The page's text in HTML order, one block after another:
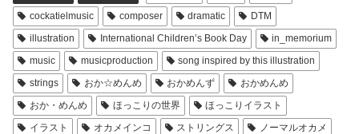
cockatielmusic
composer dramatic
DTM
illustration
International Children’s Book Day
in_memorium
music
musicproduction
song inspired by this illustration
strings
おか☆めんめ おかめんず
おかめんめ
おか・めんめ
ほっこりの世界
ほっこりイラスト
イラスト
オカメインコ ストリングス
ノーマルオカメ